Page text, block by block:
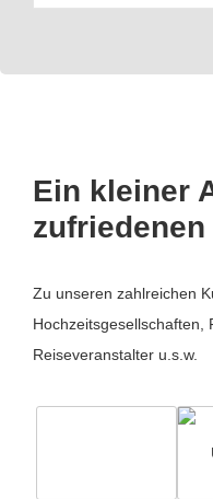
Ein kleiner
Zu unseren zahlreichen
Hochzeitsgesellschaften,
Reiseveranstalter u.s.w.